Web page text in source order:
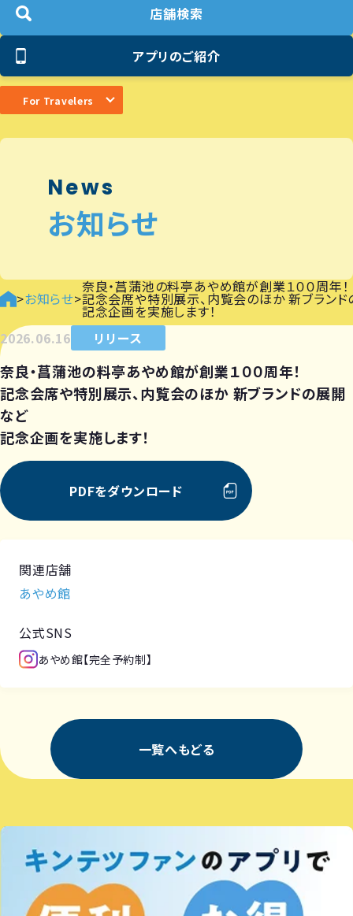
店舗検索
アプリのご紹介
For Travelers
News
お知らせ
>お知らせ>
奈良・菖蒲池の料亭あやめ館が創業１００周年！
記念会席や特別展示、内覧会のほか 新ブラン
記念企画を実施します！
2026.06.16
リリース
奈良・菖蒲池の料亭あやめ館が創業１００周年！
記念会席や特別展示、内覧会のほか 新ブランドの展開
など
記念企画を実施します！
PDFをダウンロード
関連店舗
あやめ館
公式SNS
あやめ館【完全予約制】
一覧へもどる